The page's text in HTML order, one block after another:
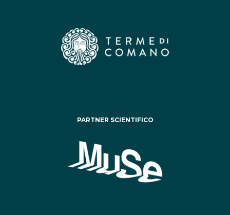
PARTNER SCIENTIFICO